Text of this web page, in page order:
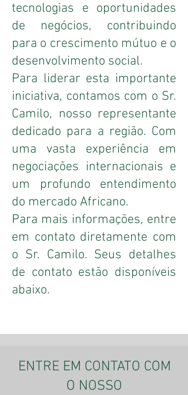
tecnologias e oportunidades
de negócios, contribuindo
para o crescimento mútuo e o
desenvolvimento social.
Para liderar esta importante
iniciativa, contamos com o Sr.
Camilo, nosso representante
dedicado para a região. Com
uma vasta experiência em
negociações internacionais e
um profundo entendimento
do mercado Africano.
Para mais informações, entre
em contato diretamente com
o Sr. Camilo. Seus detalhes
de contato estão disponíveis
abaixo.
ENTRE EM CONTATO COM
O NOSSO